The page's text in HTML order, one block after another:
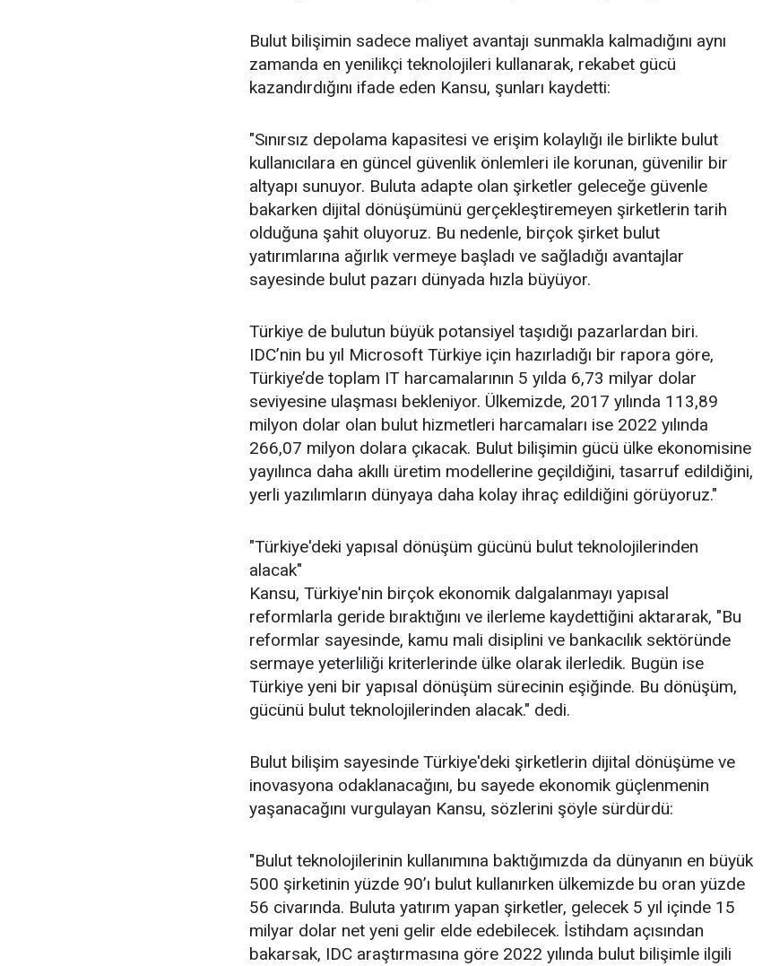
Bulut bilişimin sadece maliyet avantajı sunmakla kalmadığını aynı
zamanda en yenilikçi teknolojileri kullanarak, rekabet gücü
kazandırdığını ifade eden Kansu, şunları kaydetti:
"Sınırsız depolama kapasitesi ve erişim kolaylığı ile birlikte bulut
kullanıcılara en güncel güvenlik önlemleri ile korunan, güvenilir bir
altyapı sunuyor. Buluta adapte olan şirketler geleceğe güvenle
bakarken dijital dönüşümünü gerçekleştiremeyen şirketlerin tarih
olduğuna şahit oluyoruz. Bu nedenle, birçok şirket bulut
yatırımlarına ağırlık vermeye başladı ve sağladığı avantajlar
sayesinde bulut pazarı dünyada hızla büyüyor.
Türkiye de bulutun büyük potansiyel taşıdığı pazarlardan biri.
IDC’nin bu yıl Microsoft Türkiye için hazırladığı bir rapora göre,
Türkiye’de toplam IT harcamalarının 5 yılda 6,73 milyar dolar
seviyesine ulaşması bekleniyor. Ülkemizde, 2017 yılında 113,89
milyon dolar olan bulut hizmetleri harcamaları ise 2022 yılında
266,07 milyon dolara çıkacak. Bulut bilişimin gücü ülke ekonomisine
yayılınca daha akıllı üretim modellerine geçildiğini, tasarruf edildiğini,
yerli yazılımların dünyaya daha kolay ihraç edildiğini görüyoruz."
"Türkiye'deki yapısal dönüşüm gücünü bulut teknolojilerinden
alacak"
Kansu, Türkiye'nin birçok ekonomik dalgalanmayı yapısal
reformlarla geride bıraktığını ve ilerleme kaydettiğini aktararak, "Bu
reformlar sayesinde, kamu mali disiplini ve bankacılık sektöründe
sermaye yeterliliği kriterlerinde ülke olarak ilerledik. Bugün ise
Türkiye yeni bir yapısal dönüşüm sürecinin eşiğinde. Bu dönüşüm,
gücünü bulut teknolojilerinden alacak." dedi.
Bulut bilişim sayesinde Türkiye'deki şirketlerin dijital dönüşüme ve
inovasyona odaklanacağını, bu sayede ekonomik güçlenmenin
yaşanacağını vurgulayan Kansu, sözlerini şöyle sürdürdü:
"Bulut teknolojilerinin kullanımına baktığımızda da dünyanın en büyük
500 şirketinin yüzde 90’ı bulut kullanırken ülkemizde bu oran yüzde
56 civarında. Buluta yatırım yapan şirketler, gelecek 5 yıl içinde 15
milyar dolar net yeni gelir elde edebilecek. İstihdam açısından
bakarsak, IDC araştırmasına göre 2022 yılında bulut bilişimle ilgili